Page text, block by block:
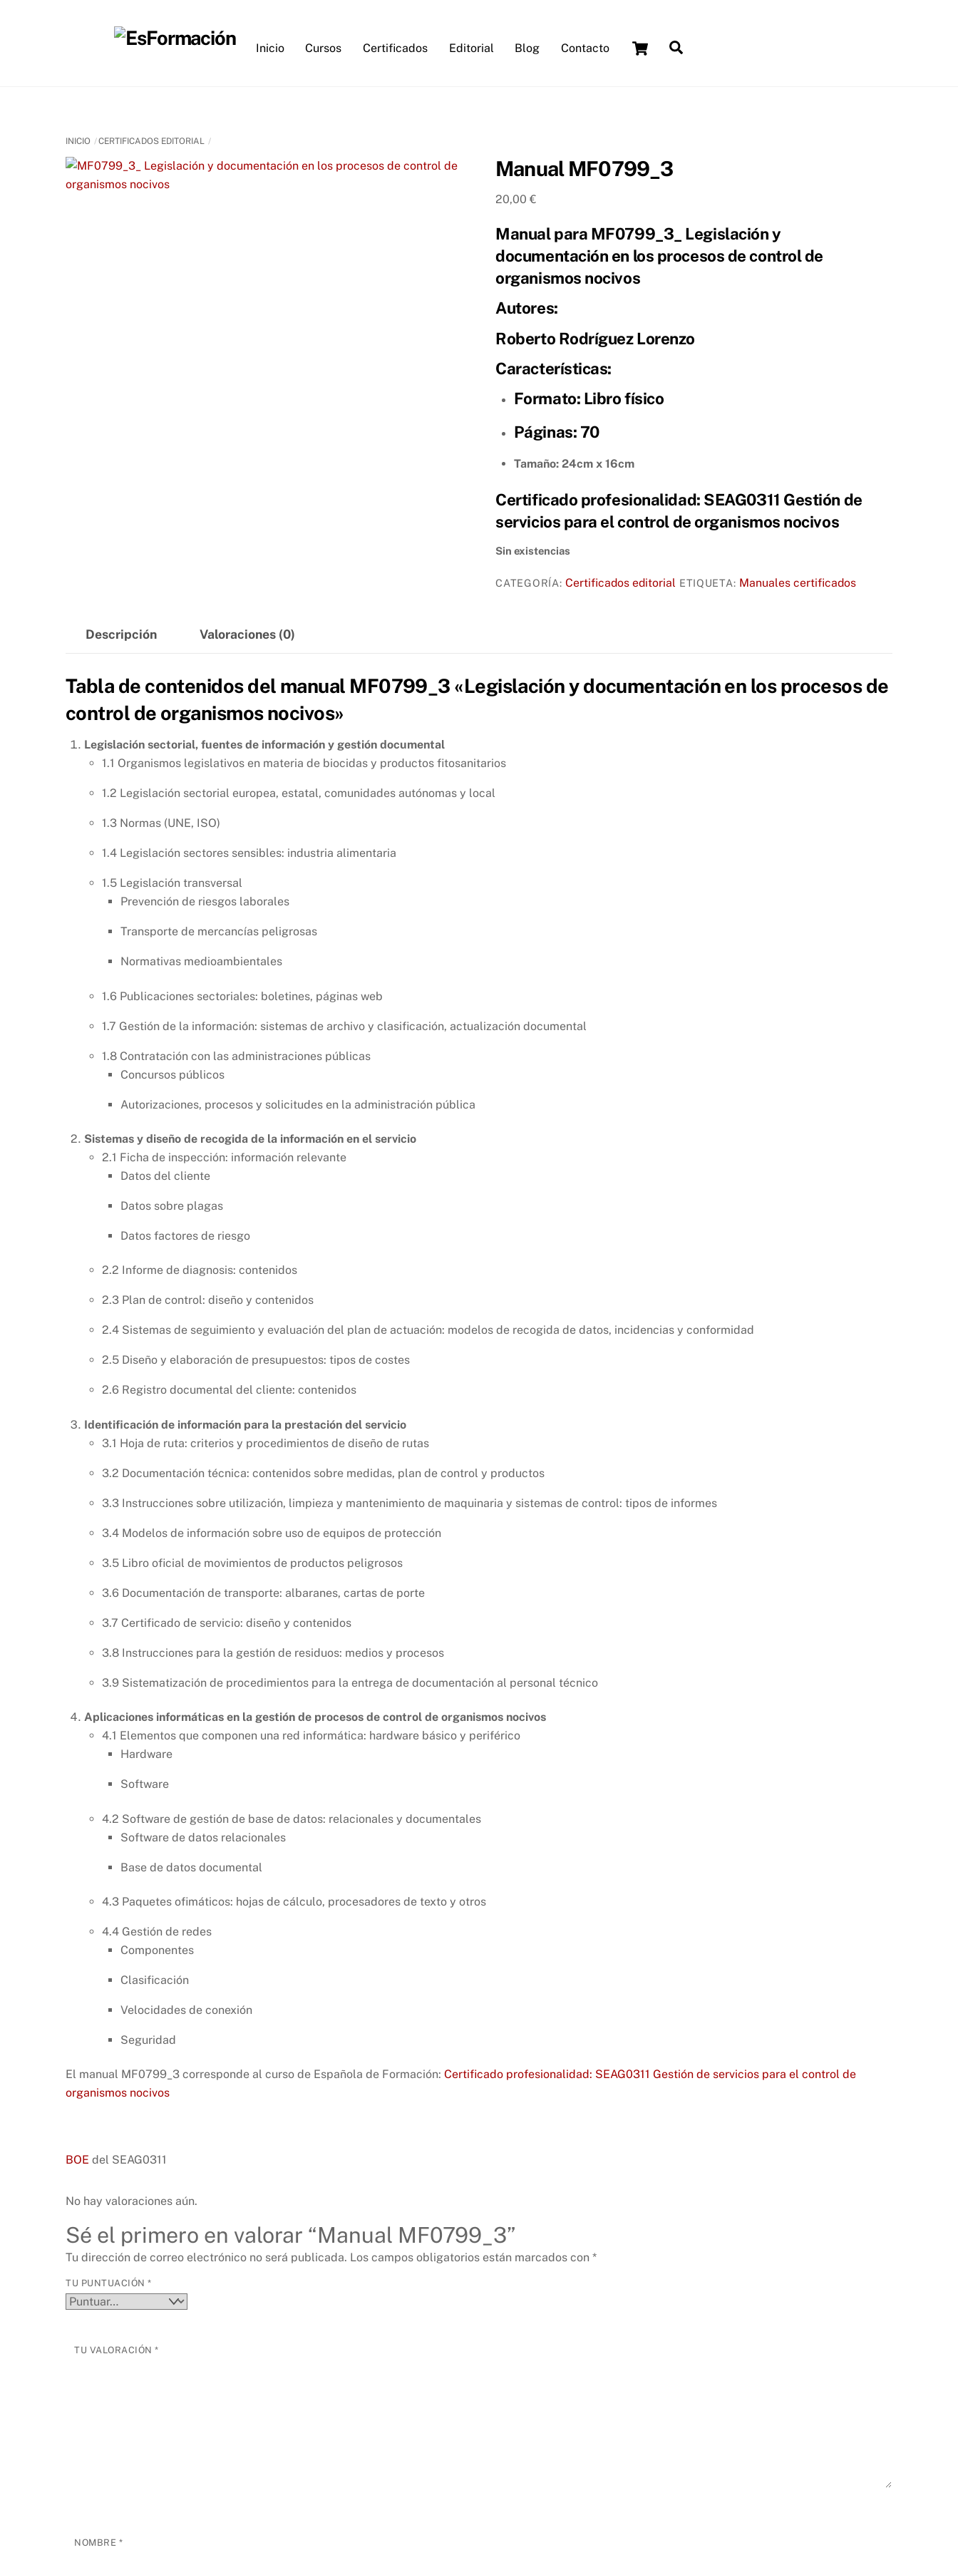
Carrito
Inicio Cursos Certificados Editorial Blog Contacto
INICIO CERTIFICADOS EDITORIAL
Manual MF0799_3
20,00€
Manual para MF0799_3_ Legislación y
documentación en los procesos de control de
organismos nocivos
Autores:
Roberto Rodríguez Lorenzo
Características:
Formato: Libro físico
Páginas: 70
Tamaño: 24cm x 16cm
Certificado profesionalidad: SEAG0311 Gestión de
servicios para el control de organismos nocivos
Sin existencias
CATEGORÍA:Certificados editorial ETIQUETA: Manuales certificados
Descripción Valoraciones (0)
Tabla de contenidos del manual MF0799_3 «Legislación y documentación en los procesos de
control de organismos nocivos»
Legislación sectorial, fuentes de información y gestión documental
1.1 Organismos legislativos en materia de biocidas y productos fitosanitarios
1.2 Legislación sectorial europea, estatal, comunidades autónomas y local
1.3 Normas (UNE, ISO)
1.4 Legislación sectores sensibles: industria alimentaria
1.5 Legislación transversal
Prevención de riesgos laborales
Transporte de mercancías peligrosas
Normativas medioambientales
1.6 Publicaciones sectoriales: boletines, páginas web
1.7 Gestión de la información: sistemas de archivo y clasificación, actualización documental
1.8 Contratación con las administraciones públicas
Concursos públicos
Autorizaciones, procesos y solicitudes en la administración pública
Sistemas y diseño de recogida de la información en el servicio
2.1 Ficha de inspección: información relevante
Datos del cliente
Datos sobre plagas
Datos factores de riesgo
2.2 Informe de diagnosis: contenidos
2.3 Plan de control: diseño y contenidos
2.4 Sistemas de seguimiento y evaluación del plan de actuación: modelos de recogida de datos, incidencias y conformidad
2.5 Diseño y elaboración de presupuestos: tipos de costes
2.6 Registro documental del cliente: contenidos
Identificación de información para la prestación del servicio
3.1 Hoja de ruta: criterios y procedimientos de diseño de rutas
3.2 Documentación técnica: contenidos sobre medidas, plan de control y productos
3.3 Instrucciones sobre utilización, limpieza y mantenimiento de maquinaria y sistemas de control: tipos de informes
3.4 Modelos de información sobre uso de equipos de protección
3.5 Libro oficial de movimientos de productos peligrosos
3.6 Documentación de transporte: albaranes, cartas de porte
3.7 Certificado de servicio: diseño y contenidos
3.8 Instrucciones para la gestión de residuos: medios y procesos
3.9 Sistematización de procedimientos para la entrega de documentación al personal técnico
Aplicaciones informáticas en la gestión de procesos de control de organismos nocivos
4.1 Elementos que componen una red informática: hardware básico y periférico
Hardware
Software
4.2 Software de gestión de base de datos: relacionales y documentales
Software de datos relacionales
Base de datos documental
4.3 Paquetes ofimáticos: hojas de cálculo, procesadores de texto y otros
4.4 Gestión de redes
Componentes
Clasificación
Velocidades de conexión
Seguridad
El manual MF0799_3 corresponde al curso de Española de Formación: Certificado profesionalidad: SEAG0311 Gestión de servicios para el control de
organismos nocivos
BOE del SEAG0311
No hay valoraciones aún.
Sé el primero en valorar “Manual MF0799_3”
Tu dirección de correo electrónico no será publicada. Los campos obligatorios están marcados con *
TU PUNTUACIÓN*
TU VALORACIÓN*
NOMBRE *